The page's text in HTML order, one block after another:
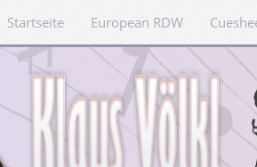
Startseite European RDW